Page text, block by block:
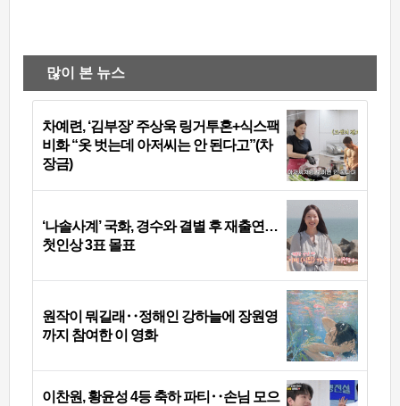
많이 본 뉴스
차예련, ‘김부장’ 주상욱 링거투혼+식스팩
비화 “옷 벗는데 아저씨는 안 된다고”(차
장금)
‘나솔사계’ 국화, 경수와 결별 후 재출연…
첫인상 3표 몰표
원작이 뭐길래‥정해인 강하늘에 장원영
까지 참여한 이 영화
이찬원, 황윤성 4등 축하 파티‥손님 모으